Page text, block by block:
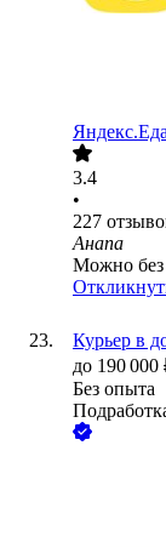
Яндекс.Еда
3.4
•
227
Анапа
Можно без
Курьер в
до 190 000
Без опыта